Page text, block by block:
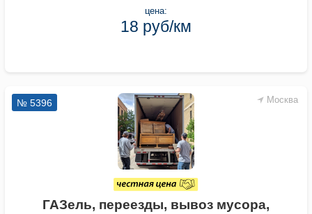
цена:
18 руб/км
Москва
№ 5396
ГАЗель, переезды, вывоз мусора,